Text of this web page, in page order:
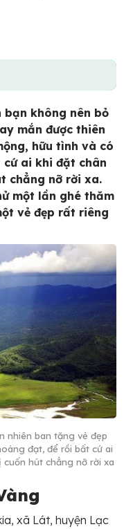
bạn không nên bỏ
mắn được thiên
hữu tình và có
ai khi đặt chân
chẳng nỡ rời xa.
một lần ghé thăm
vẻ đẹp rất riêng
nhiên ban tặng vẻ đẹp
đạt, để rồi bất cứ ai
hút chẳng nỡ rời xa
xã Lát, huyện Lạc